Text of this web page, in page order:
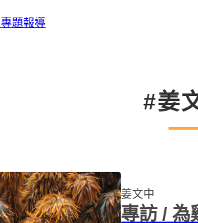
專題報導
#姜
姜文中
專訪 / 為